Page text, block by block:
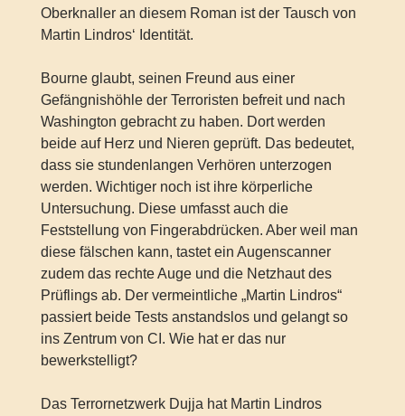
Oberknaller an diesem Roman ist der Tausch von
Martin Lindros‘ Identität.
Bourne glaubt, seinen Freund aus einer
Gefängnishöhle der Terroristen befreit und nach
Washington gebracht zu haben. Dort werden
beide auf Herz und Nieren geprüft. Das bedeutet,
dass sie stundenlangen Verhören unterzogen
werden. Wichtiger noch ist ihre körperliche
Untersuchung. Diese umfasst auch die
Feststellung von Fingerabdrücken. Aber weil man
diese fälschen kann, tastet ein Augenscanner
zudem das rechte Auge und die Netzhaut des
Prüflings ab. Der vermeintliche „Martin Lindros“
passiert beide Tests anstandslos und gelangt so
ins Zentrum von CI. Wie hat er das nur
bewerkstelligt?
Das Terrornetzwerk Dujja hat Martin Lindros